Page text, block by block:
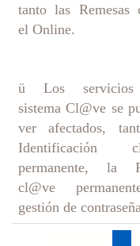
tanto las Remesas
el Online.
ü Los
sistema Cl@ve se
ver afectados,
Identificación
permanente, la
cl@ve
gestión de